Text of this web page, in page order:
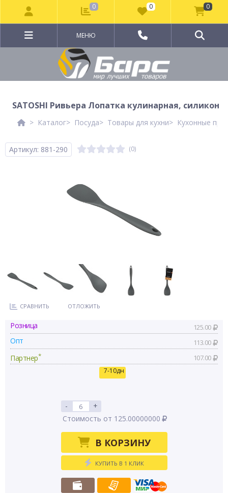
МЕНЮ
SATOSHI Ривьера Лопатка кулинарная, силикон
Каталог Посуда Товары для кухни Кухонные
Артикул: 881-290 (0)
СРАВНИТЬ ОТЛОЖИТЬ
Розница 125.00
Опт 113.00
Партнер* 107.00
7-10дн
-
+
Стоимость от 125.00000000
В КОРЗИНУ
КУПИТЬ В 1 КЛИК
0 0 0